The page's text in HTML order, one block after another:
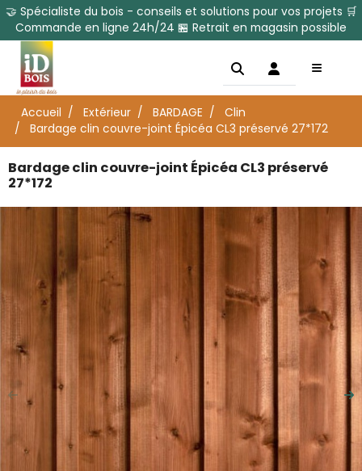
🤝 Spécialiste du bois - conseils et solutions pour vos projets 🛒
Commande en ligne 24h/24 🏪 Retrait en magasin possible
Accueil Extérieur BARDAGE
Clin
Bardage clin couvre-joint Épicéa CL3 préservé 27*172
Bardage clin couvre-joint Épicéa CL3 préservé
27*172
Précédent